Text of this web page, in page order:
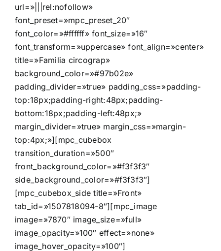
url=»|||rel:nofollow»
font_preset=»mpc_preset_20″
font_color=»#ffffff» font_size=»16″
font_transform=»uppercase» font_align=»center»
title=»Familia circograp»
background_color=»#97b02e»
padding_divider=»true» padding_css=»padding-
top:18px;padding-right:48px;padding-
bottom:18px;padding-left:48px;»
margin_divider=»true» margin_css=»margin-
top:4px;»][mpc_cubebox
transition_duration=»500″
front_background_color=»#f3f3f3″
side_background_color=»#f3f3f3″]
[mpc_cubebox_side title=»Front»
tab_id=»1507818094-8″][mpc_image
image=»7870″ image_size=»full»
image_opacity=»100″ effect=»none»
image_hover_opacity=»100″]